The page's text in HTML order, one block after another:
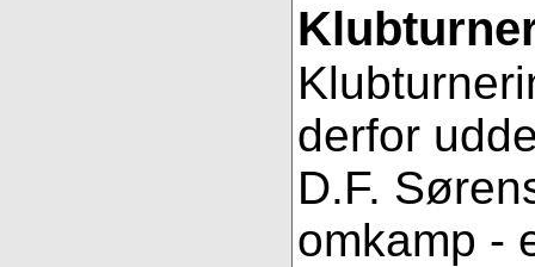
derfor
D.F.
omkamp -